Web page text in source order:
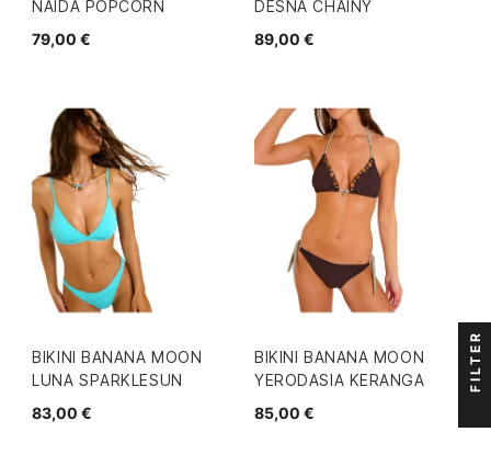
NAIDA POPCORN
79,00 €
DESNA CHAINY
89,00 €
BIKINI BANANA MOON
LUNA SPARKLESUN
83,00 €
BIKINI BANANA MOON
YERODASIA KERANGA
85,00 €
FILTER